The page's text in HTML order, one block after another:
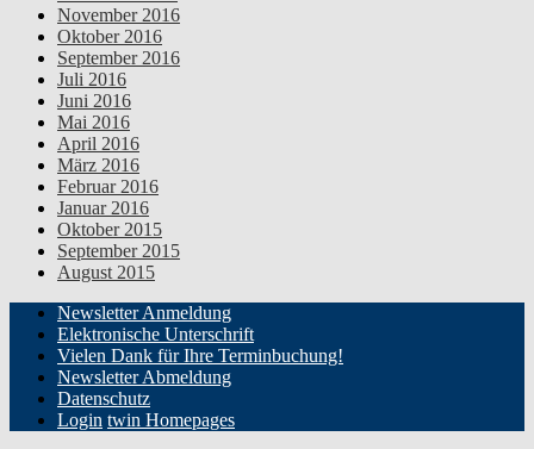
November 2016
Oktober 2016
September 2016
Juli 2016
Juni 2016
Mai 2016
April 2016
März 2016
Februar 2016
Januar 2016
Oktober 2015
September 2015
August 2015
Newsletter Anmeldung
Elektronische Unterschrift
Vielen Dank für Ihre Terminbuchung!
Newsletter Abmeldung
Datenschutz
Login twin Homepages